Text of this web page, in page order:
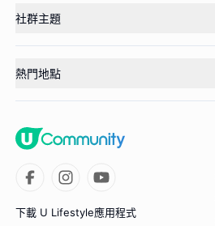
社群主題
熱門地點
下載 U Lifestyle應用程式